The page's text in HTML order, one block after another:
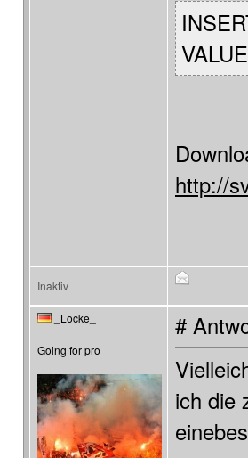
http://
Inaktiv
_Locke_
Going for pro
#
ich die